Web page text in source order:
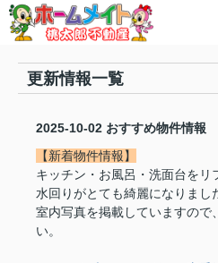
更新情報一覧
2025-10-02 おすすめ物件情報
【新着物件情報】
キッチン・お風呂・洗面台をリ
水回りがとても綺麗になりまし
室内写真を掲載していますので
い。